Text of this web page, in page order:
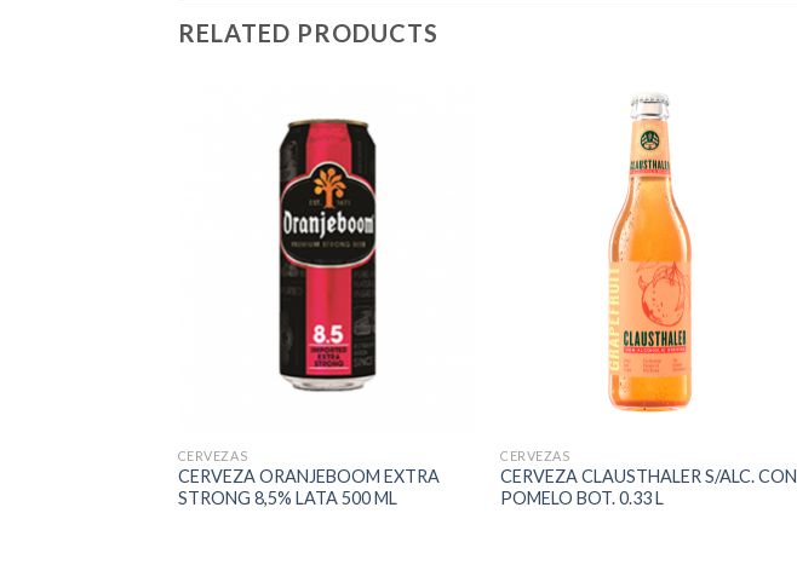
RELATED PRODUCTS
CERVEZAS
CERVEZA ORANJEBOOM EXTRA
STRONG 8,5% LATA 500 ML
CERVEZAS
CERVEZA CLAUSTHALER S/ALC. CON
POMELO BOT. 0.33 L